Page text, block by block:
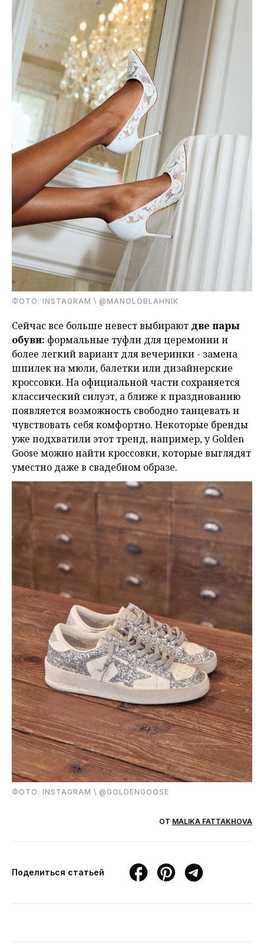
ФОТО: INSTAGRAM \ @MANOLOBLAHNIK
Сейчас все больше невест выбирают две пары
обуви: формальные туфли для церемонии и
более легкий вариант для вечеринки - замена
шпилек на мюли, балетки или дизайнерские
кроссовки. На официальной части сохраняется
классический силуэт, а ближе к празднованию
появляется возможность свободно танцевать и
чувствовать себя комфортно. Некоторые бренды
уже подхватили этот тренд, например, у Golden
Goose можно найти кроссовки, которые выглядят
уместно даже в свадебном образе.
ФОТО: INSTAGRAM \ @GOLDENGOOSE
ОТ MALIKA FATTAKHOVA
Поделиться статьей